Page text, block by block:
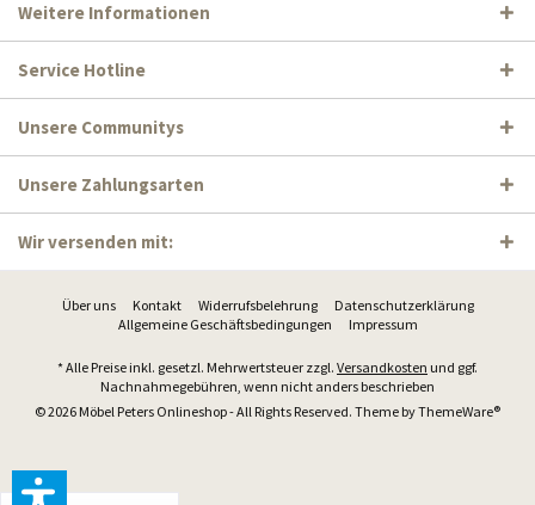
Weitere Informationen
Service Hotline
Unsere Communitys
Unsere Zahlungsarten
Wir versenden mit:
Über uns Kontakt Widerrufsbelehrung
Datenschutzerklärung
Allgemeine Geschäftsbedingungen
Impressum
* Alle Preise inkl. gesetzl. Mehrwertsteuer zzgl. Versandkosten und ggf.
Nachnahmegebühren, wenn nicht anders beschrieben
© 2026 Möbel Peters Onlineshop - All Rights Reserved. Theme byThemeWare®